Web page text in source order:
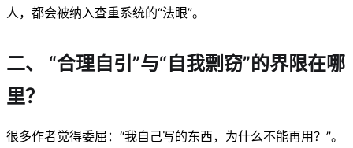
人，都会被纳入查重系统的“法眼”。
二、 “合理自引”与“自我剽窃”的界限在哪
里？
很多作者觉得委屈：“我自己写的东西，为什么不能再用？”。